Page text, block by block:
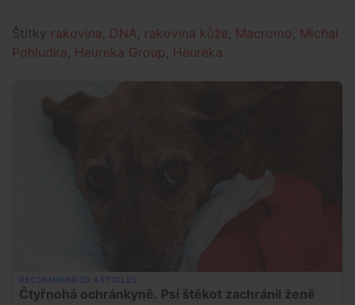
Štítky rakovina DNA rakovina kůže Macromo
Michal
Pohludka Heureka Group Heureka